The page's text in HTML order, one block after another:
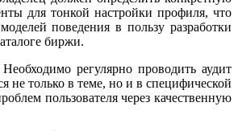
для тонкой настройки профиля, что
поведения в пользу разработки
биржи.
регулярно проводить аудит
не только в теме, но и в специфической
пользователя через качественную